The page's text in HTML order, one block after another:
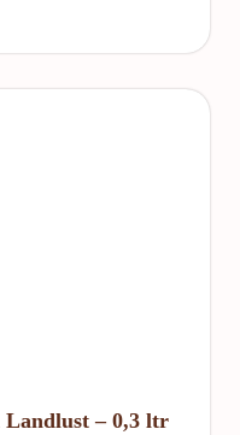
Landlust – 0,3 ltr